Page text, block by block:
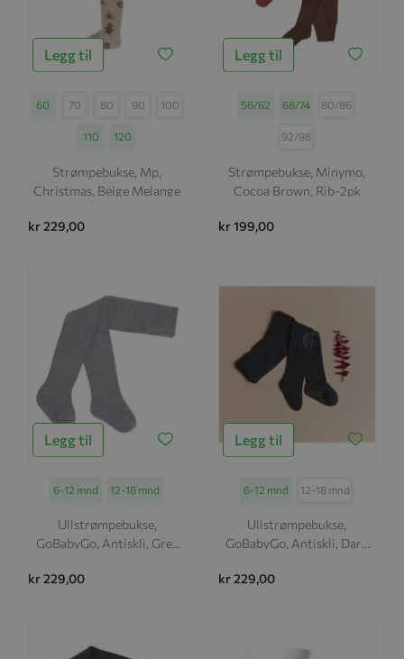
Legg til
Størrelse
60 70 80 90 100
110 120
Strømpebukse, Mp,
Christmas, Beige Melange
kr 229,00
Legg til
Størrelse
56/62 68/74 80/86
92/98
Strømpebukse, Minymo,
Cocoa Brown, Rib-2pk
kr 199,00
Legg til
Størrelse
6-12 mnd 12-18 mnd
Ullstrømpebukse,
GoBabyGo, Antiskli, Grey
kr 229,00
Legg til
Størrelse
6-12 mnd 12-18 mnd
Ullstrømpebukse,
GoBabyGo, Antiskli, Dark
kr 229,00